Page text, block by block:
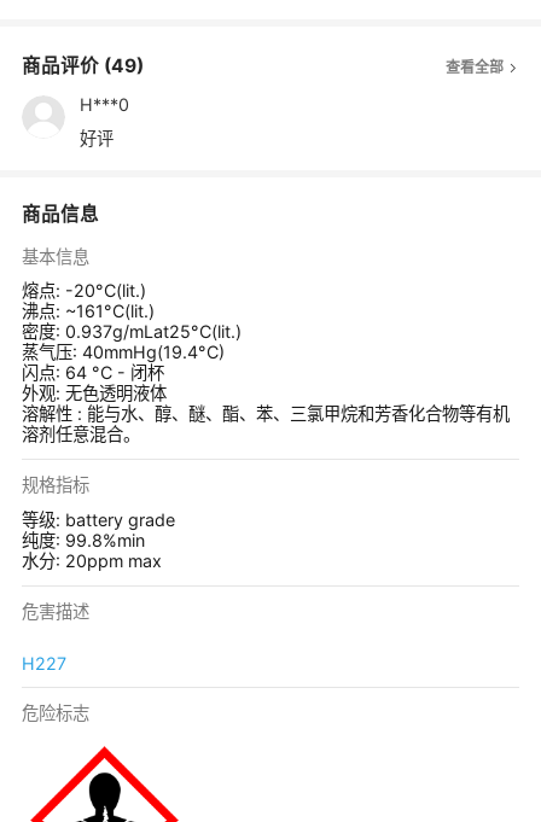
商品评价 (49) 查看全部
H***0
好评
商品信息
基本信息
熔点: -20°C(lit.)
沸点: ~161°C(lit.)
密度: 0.937g/mLat25°C(lit.)
蒸气压: 40mmHg(19.4°C)
闪点: 64 °C - 闭杯
外观: 无色透明液体
溶解性 : 能与水、醇、醚、酯、苯、三氯甲烷和芳香化合物等有机
溶剂任意混合。
规格指标
等级: battery grade
纯度: 99.8%min
水分: 20ppm max
危害描述
H227
危险标志